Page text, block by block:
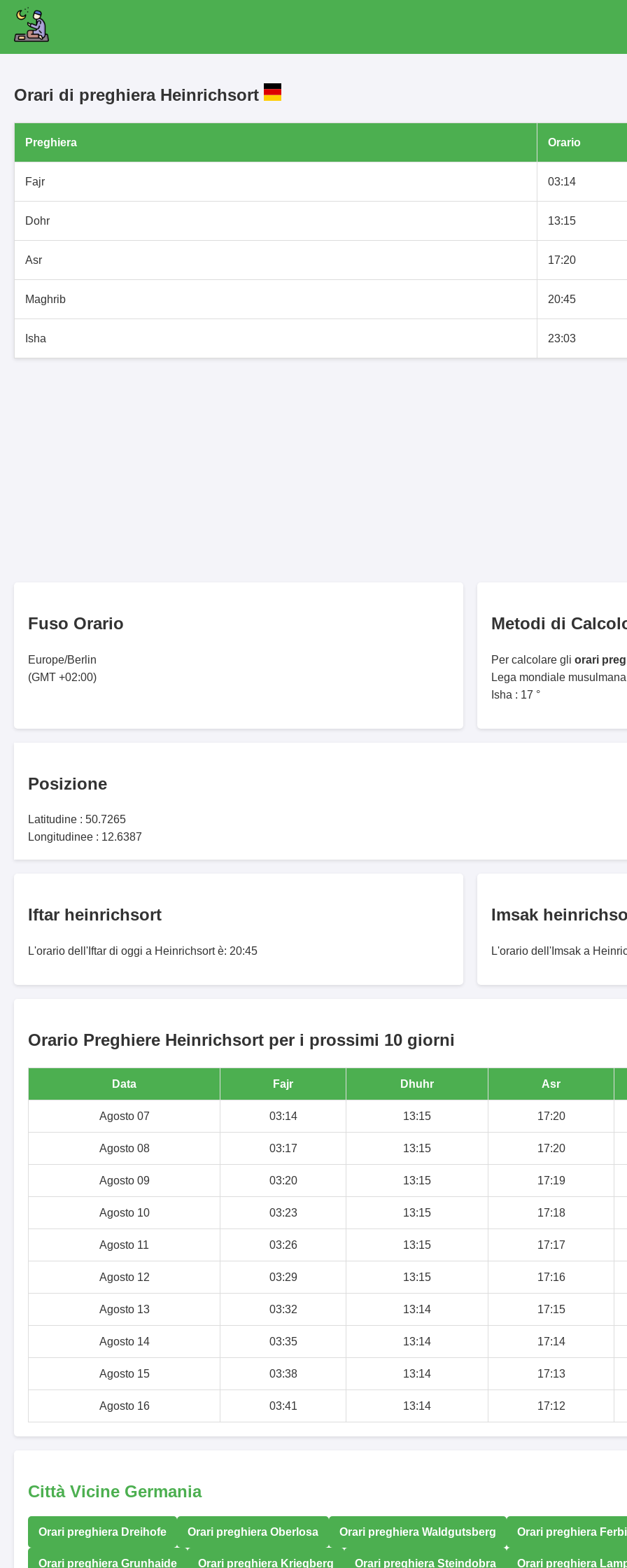
Orari di preghiera Heinrichsort
Preghiera Orario
Fajr 03:14
Dohr 13:15
Asr 17:20
Maghrib 20:45
Isha 23:03
Fuso Orario
Europe/Berlin
(GMT +02:00)
Metodi di
Per calcolare gli orari
Lega mondiale
Isha : 17 °
Posizione
Latitudine : 50.7265
Longitudinee : 12.6387
Iftar heinrichsort
L'orario dell'Iftar di oggi a Heinrichsort è: 20:45
Imsak
L'orario dell'Imsak a
Orario Preghiere Heinrichsort per i prossimi 10 giorni
Data Fajr Dhuhr Asr
Agosto 07 03:14 13:15 17:20
Agosto 08 03:17 13:15 17:20
Agosto 09 03:20 13:15 17:19
Agosto 10 03:23 13:15 17:18
Agosto 11 03:26 13:15 17:17
Agosto 12 03:29 13:15 17:16
Agosto 13 03:32 13:14 17:15
Agosto 14 03:35 13:14 17:14
Agosto 15 03:38 13:14 17:13
Agosto 16 03:41 13:14 17:12
Città Vicine Germania
Orari preghiera Dreihofe Orari preghiera Oberlosa Orari preghiera Waldgutsberg Orari preghiera
Orari preghiera Grunhaide Orari preghiera Kriegberg Orari preghiera Steindobra Orari preghiera